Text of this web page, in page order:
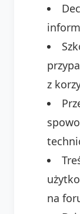
z
na